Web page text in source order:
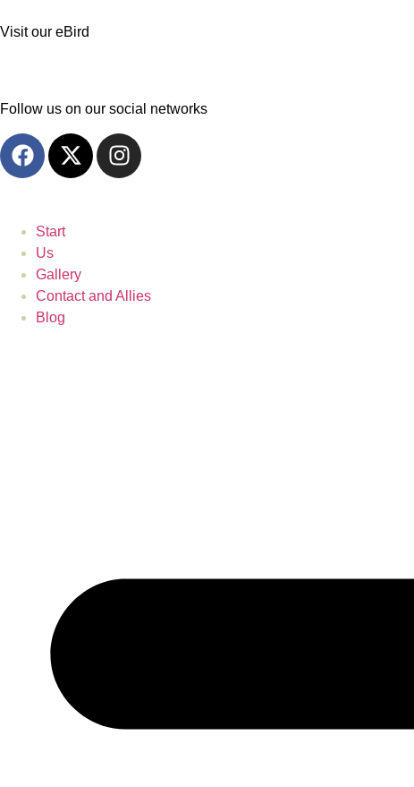
Visit our eBird
Follow us on our social networks
Start
Us
Gallery
Contact and Allies
Blog